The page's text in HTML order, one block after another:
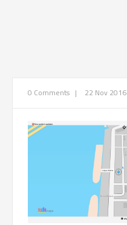
0 Comments | 22 Nov 2016